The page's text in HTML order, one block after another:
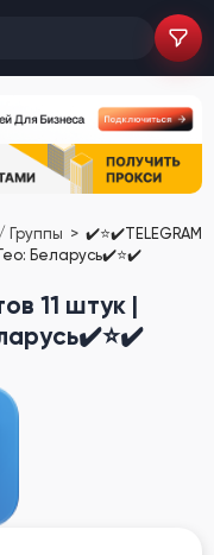
Группы
✔️⭐✔️TELEGRAM
Беларусь✔️⭐✔️
11 штук |